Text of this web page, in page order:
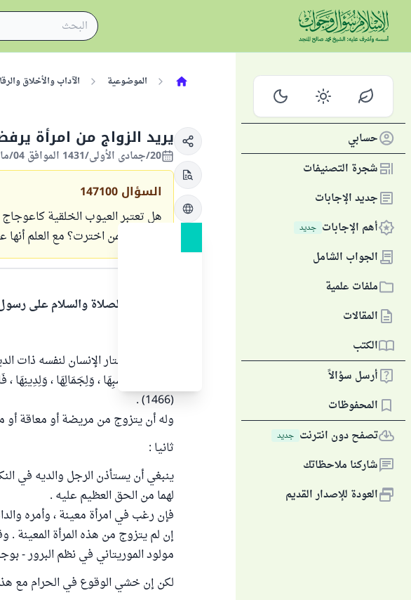
حسابي
شجرة التصنيفات
جديد الإجابات
أهم الإجابات جديد
الجواب الشامل
ملفات علمية
المقالات
الكتب
أرسل سؤالاً
المحفوظات
تصفح دون انترنت جديد
شاركنا ملاحظاتك
العودة للإصدار القديم
الموضوعية الآداب والأخلاق
يريد الزواج من امرأة
20/جمادى الأولى/1431 الموافق 04/مايو/2010
السؤال 147100
هل تعتبر العيوب الخلقية
بزواجي بمن اخترت؟ مع العلم
الحمد لله والصلاة والسلام على
ينبغي أن يختار الإنسان لنفسه ذات
(1466) .
وله أن يتزوج من مريضة أو معاقة أو
ثانيا :
ينبغي أن يستأذن الرجل والديه في
لهما من الحق العظيم عليه .
فإن رغب في امرأة معينة ، وأمره
إن لم يتزوج من هذه المرأة المعينة
مولود الموريتاني في نظم البرور -
لكن إن خشي الوقوع في الحرام مع